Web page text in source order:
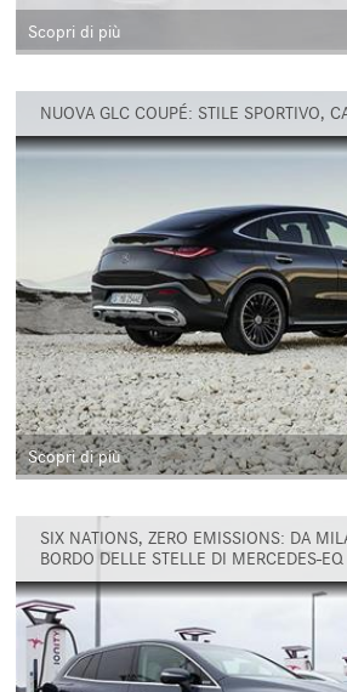
Scopri di più
NUOVA GLC COUPÉ: STILE SPORTIVO,
Scopri di più
SIX NATIONS, ZERO EMISSIONS: DA
BORDO DELLE STELLE DI MERCEDES-EQ